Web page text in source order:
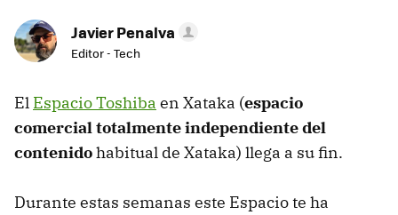
Javier Penalva
Editor - Tech
El Espacio Toshiba en Xataka (espacio
comercial totalmente independiente del
contenidohabitual de Xataka) llega a su fin.
Durante estas semanas este Espacio te ha